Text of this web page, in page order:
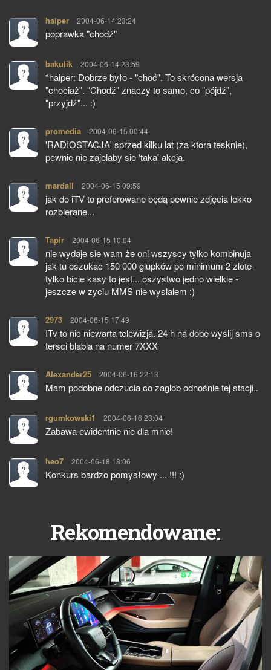
haiper pisze:
2004-06-14 23:24
poprawka "chodź"
bakulik pisze:
2004-06-14 23:59
*haiper: Dobrze było - "choć". To skrócona wersja
"chociaż". "Chodź" znaczy to samo, co "pójdź",
"przyjdź"... :)
promedia pisze:
2004-06-15 00:44
'RADIOSTACJA' sprzed kilku lat (za ktora tesknie),
pewnie nie zajelaby sie 'taka' akcja.
mardall pisze:
2004-06-15 09:59
jak do iTV to preferowane będą pewnie zdjęcia lekko
rozbierane...
Tapir pisze:
2004-06-15 10:04
nie wydaje sie wam że oni wszyscy tylko kombinuja
jak tu oszukac 150 000 glupków po minimum 2 zlote-
tylko bicie kasy to jest... oszystwo jedno wielkie -
jeszcze w zyciu MMS nie wyslalem :)
2973 pisze:
2004-06-15 17:49
ITv to nic niewarta telewizja. 24 h na dobe wyslij sms o
tersci blabla na numer 7XXX
Alexander25 pisze:
2004-06-16 22:13
Mam podobne odczucia co zaglob odnośnie tej stacji..
rgumkowski1 pisze:
2004-06-16 23:04
Zabawa ewidentnie nie dla mnie!
heo7 pisze:
2004-06-18 18:06
Konkurs bardzo pomysłowy ... !!! :)
Rekomendowane: